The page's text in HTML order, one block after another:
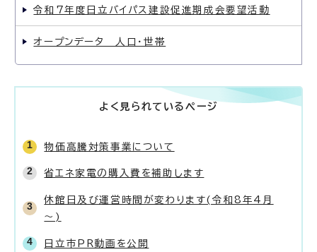
令和7年度日立バイパス建設促進期成会要望活動
オープンデータ 人口・世帯
よく見られているページ
物価高騰対策事業について
省エネ家電の購入費を補助します
休館日及び運営時間が変わります(令和8年4月
～)
日立市PR動画を公開